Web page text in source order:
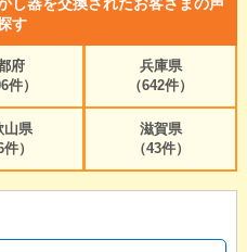
す
府
件）
兵庫県
（642件）
山県
件）
滋賀県
（43件）